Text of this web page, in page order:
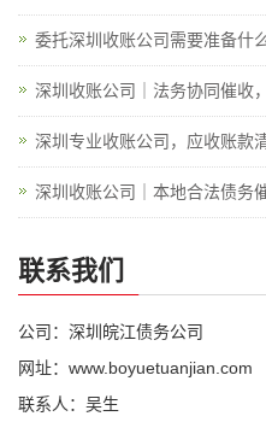
委托深圳收账公司需要准备什
深圳收账公司｜法务协同催收
深圳专业收账公司，应收账款
深圳收账公司｜本地合法债务
联系我们
公司：深圳皖江债务公司
网址：www.boyuetuanjian.com
联系人：吴生